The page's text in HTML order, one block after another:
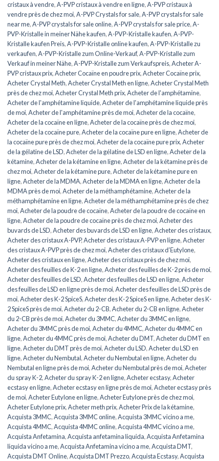
cristaux à vendre,A-PVP cristaux à vendre en ligne,A-PVP cristaux à
vendre près de chez moi,A-PVP Crystals for sale,A-PVP crystals for sale
near me,A-PVP crystals for sale online,A-PVP crystals for sale price,A-
PVP-Kristalle in meiner Nähe kaufen,A-PVP-Kristalle kaufen,A-PVP-
Kristalle kaufen Preis,A-PVP-Kristalle online kaufen,A-PVP-Kristalle zu
verkaufen,A-PVP-Kristalle zum Online-Verkauf,A-PVP-Kristalle zum
Verkauf in meiner Nähe,A-PVP-Kristalle zum Verkaufspreis,Acheter A-
PVP cristaux prix,Acheter Cocaïne en poudre prix,Acheter Cocaïne prix,
Acheter Crystal Meth,Acheter Crystal Meth en ligne,Acheter Crystal Meth
près de chez moi,Acheter Crystal Meth prix,Acheter de l'amphétamine,
Acheter de l'amphétamine liquide,Acheter de l'amphétamine liquide près
de moi,Acheter de l'amphétamine près de moi,Acheter de la cocaïne,
Acheter de la cocaïne en ligne,Acheter de la cocaïne près de chez moi,
Acheter de la cocaïne pure,Acheter de la cocaïne pure en ligne,Acheter de
la cocaïne pure près de chez moi,Acheter de la cocaïne pure prix,Acheter
de la gélatine de LSD,Acheter de la gélatine de LSD en ligne,Acheter de la
kétamine,Acheter de la kétamine en ligne,Acheter de la kétamine près de
chez moi,Acheter de la kétamine pure,Acheter de la kétamine pure en
ligne,Acheter de la MDMA,Acheter de la MDMA en ligne,Acheter de la
MDMA près de moi,Acheter de la méthamphétamine,Acheter de la
méthamphétamine en ligne,Acheter de la méthamphétamine près de chez
moi,Acheter de la poudre de cocaïne,Acheter de la poudre de cocaïne en
ligne,Acheter de la poudre de cocaïne près de chez moi,Acheter des
buvards de LSD,Acheter des buvards de LSD en ligne,Acheter des cristaux,
Acheter des cristaux A-PVP,Acheter des cristaux A-PVP en ligne,Acheter
des cristaux A-PVP près de chez moi,Acheter des cristaux d’Eutylone,
Acheter des cristaux en ligne,Acheter des cristaux près de chez moi,
Acheter des feuilles de K-2 en ligne,Acheter des feuilles de K-2 près de moi,
Acheter des feuilles de LSD,Acheter des feuilles de LSD en ligne,Acheter
des feuilles de LSD en ligne près de moi,Acheter des feuilles de LSD près de
moi,Acheter des K-2 SpiceS,Acheter des K-2 SpiceS en ligne,Acheter des K-
2 SpiceS près de moi,Acheter du 2-CB,Acheter du 2-CB en ligne,Acheter
du 2-CB près de moi,Acheter du 3MMC,Acheter du 3MMC en ligne,
Acheter du 3MMC près de moi,Acheter du 4MMC,Acheter du 4MMC en
ligne,Acheter du 4MMC près de moi,Acheter du DMT,Acheter du DMT en
ligne,Acheter du DMT près de moi,Acheter du LSD,Acheter du LSD en
ligne,Acheter du Nembutal,Acheter du Nembutal en ligne,Acheter du
Nembutal en ligne près de moi,Acheter du Nembutal près de moi,Acheter
du spray K-2,Acheter du spray K-2 en ligne,Acheter ecstasy,Acheter
ecstasy en ligne,Acheter ecstasy en ligne près de moi,Acheter ecstasy près
de moi,Acheter Eutylone en ligne,Acheter Eutylone près de chez moi,
Acheter Eutylone prix,Acheter meth prix,Acheter Prix de la kétamine,
Acquista 3MMC,Acquista 3MMC online,Acquista 3MMC vicino a me,
Acquista 4MMC,Acquista 4MMC online,Acquista 4MMC vicino a me,
Acquista Anfetamina,Acquista anfetamina liquida,Acquista Anfetamina
liquida vicino a me,Acquista Anfetamina vicino a me,Acquista DMT,
Acquista DMT Online,Acquista DMT Prezzo,Acquista Ecstasy,Acquista